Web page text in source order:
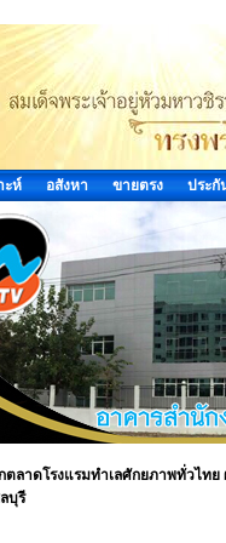
ะห์ อสังหา ขายตรง ประกั
กตลาดโรงแรมทำเลศักยภาพทั่วไท
บุรี